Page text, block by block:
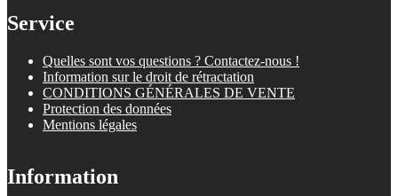
Service
Quelles sont vos questions ? Contactez-nous !
Information sur le droit de rétractation
CONDITIONS GÉNÉRALES DE VENTE
Protection des données
Mentions légales
Information